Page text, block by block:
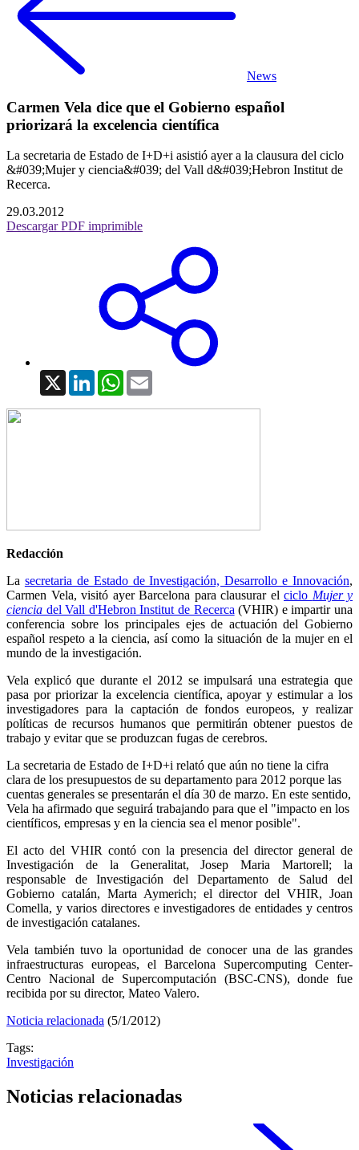
News
Carmen Vela dice que el Gobierno español
priorizará la excelencia científica
La secretaria de Estado de I+D+i asistió ayer a la clausura del ciclo
&#039;Mujer y ciencia&#039; del Vall d&#039;Hebron Institut de
Recerca.
29.03.2012
Descargar PDF imprimible
X LinkedInWhatsApp
Redacción
La secretaria de Estado de Investigación, Desarrollo e Innovación,
Carmen Vela, visitó ayer Barcelona para clausurar el ciclo Mujer y
ciencia del Vall d'Hebron Institut de Recerca(VHIR) e impartir una
conferencia sobre los principales ejes de actuación del Gobierno
español respeto a la ciencia, así como la situación de la mujer en el
mundo de la investigación.
Vela explicó que durante el 2012 seimpulsará una estrategia que
pasa por priorizar la excelencia científica, apoyar y estimular a los
investigadores para la captación de fondos europeos, y realizar
políticas de recursos humanos que permitirán obtener puestos de
trabajo y evitar que se produzcan fugas de cerebros.
La secretaria de Estado de I+D+i relató que aún no tiene la cifra
clara de los presupuestos de su departamento para 2012 porque las
cuentas generales se presentarán el día 30 de marzo. En este sentido,
Vela ha afirmado que seguirá trabajando para que el "impacto en los
científicos, empresas y en la ciencia sea el menor posible".
El acto del VHIR contó con la presencia del director general de
Investigación de la Generalitat, Josep Maria Martorell; la
responsable de Investigación del Departamento de Salud del
Gobierno catalán, Marta Aymerich; el director del VHIR, Joan
Comella, y varios directores e investigadores de entidades y centros
de investigación catalanes.
Vela también tuvo la oportunidad de conocer una de las grandes
infraestructuras europeas, el Barcelona Supercomputing Center-
Centro Nacional de Supercomputación (BSC-CNS), donde fue
recibida por su director, Mateo Valero.
Noticia relacionada (5/1/2012)
Tags:
Investigación
Noticias relacionadas